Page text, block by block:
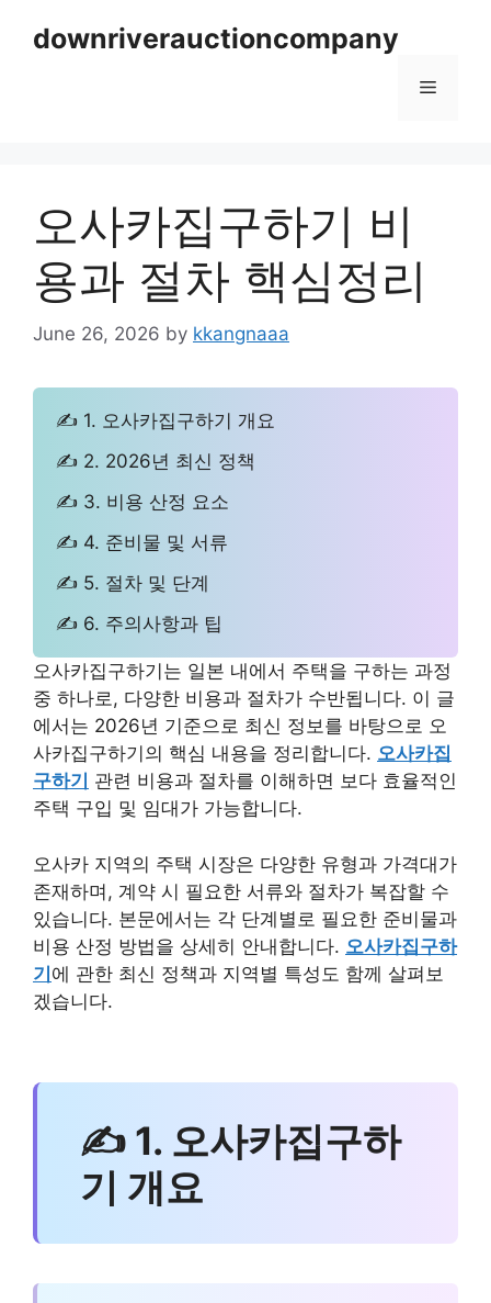
downriverauctioncompany
Menu
오사카집구하기 비
용과 절차 핵심정리
June 26, 2026 by kkangnaaa
✍ 1. 오사카집구하기 개요
✍ 2. 2026년 최신 정책
✍ 3. 비용 산정 요소
✍ 4. 준비물 및 서류
✍ 5. 절차 및 단계
✍ 6. 주의사항과 팁
오사카집구하기는 일본 내에서 주택을 구하는 과정
중 하나로, 다양한 비용과 절차가 수반됩니다. 이 글
에서는 2026년 기준으로 최신 정보를 바탕으로 오
사카집구하기의 핵심 내용을 정리합니다. 오사카집
구하기
관련 비용과 절차를 이해하면 보다 효율적인
주택 구입 및 임대가 가능합니다.
오사카 지역의 주택 시장은 다양한 유형과 가격대가
존재하며, 계약 시 필요한 서류와 절차가 복잡할 수
있습니다. 본문에서는 각 단계별로 필요한 준비물과
비용 산정 방법을 상세히 안내합니다. 오사카집구하
기에 관한 최신 정책과 지역별 특성도 함께 살펴보
겠습니다.
✍ 1. 오사카집구하
기 개요